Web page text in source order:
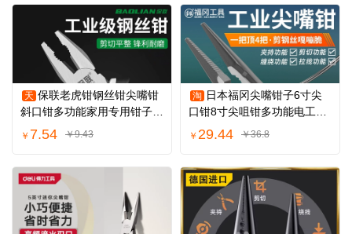
天 保联老虎钳钢丝钳尖嘴钳
斜口钳多功能家用专用钳子电
工工具大全
￥ 7.54 ￥9.43
淘 日本福冈尖嘴钳子6寸尖
口钳8寸尖咀钳多功能电工专
用尖头钳子工具
￥ 29.44 ￥36.8